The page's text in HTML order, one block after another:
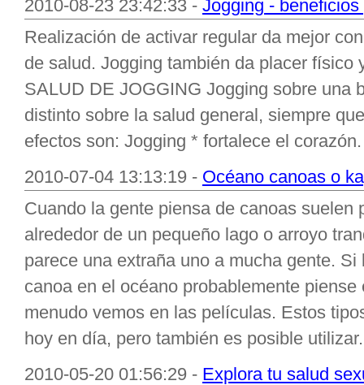
2010-08-23 23:42:33 - Jogging -
Realización de activar regular da mejor
de salud. Jogging también da placer
SALUD DE JOGGING Jogging sobre una
distinto sobre la salud general, siempre
efectos son: Jogging * fortalece el
2010-07-04 13:13:19 - Océano canoas o
Cuando la gente piensa de canoas suelen
alrededor de un pequeño lago o arroyo
parece una extraña uno a mucha gente.
canoa en el océano probablemente
menudo vemos en las películas. Estos
hoy en día, pero también es posible
2010-05-20 01:56:29 - Explora tu salud